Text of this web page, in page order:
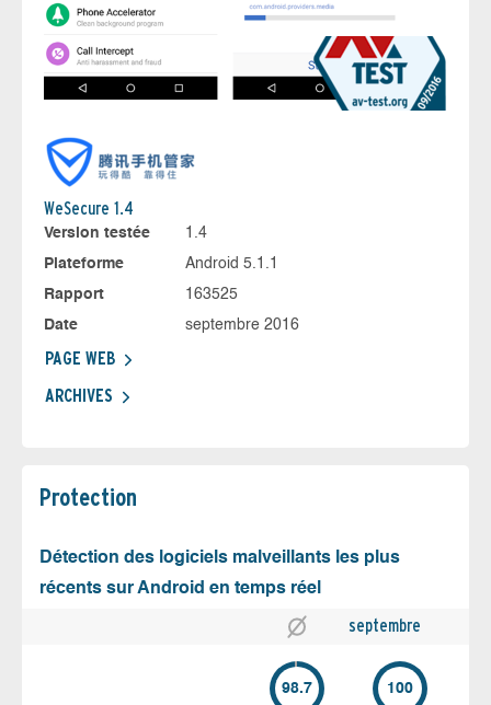
WeSecure 1.4
Version testée
1.4
Plateforme
Android 5.1.1
Rapport
163525
Date
septembre 2016
PAGE WEB
ARCHIVES
Protection
Détection des logiciels malveillants les plus
récents sur Android en temps réel
septembre
98.7 100